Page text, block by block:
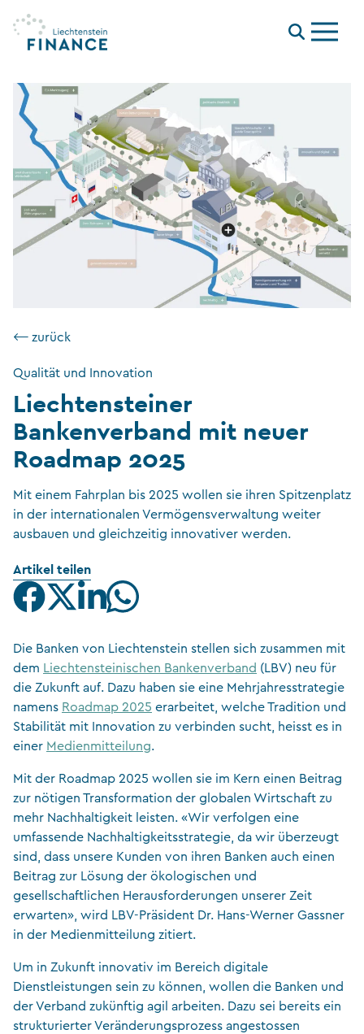
Menu
⟵ zurück
Qualität und Innovation
Liechtensteiner
Bankenverband mit neuer
Roadmap 2025
Mit einem Fahrplan bis 2025 wollen sie ihren Spitzenplatz
in der internationalen Vermögensverwaltung weiter
ausbauen und gleichzeitig innovativer werden.
Artikel teilen
Die Banken von Liechtenstein stellen sich zusammen mit
dem Liechtensteinischen Bankenverband (LBV) neu für
die Zukunft auf. Dazu haben sie eine Mehrjahresstrategie
namens Roadmap 2025 erarbeitet, welche Tradition und
Stabilität mit Innovation zu verbinden sucht, heisst es in
einer Medienmitteilung.
Mit der Roadmap 2025 wollen sie im Kern einen Beitrag
zur nötigen Transformation der globalen Wirtschaft zu
mehr Nachhaltigkeit leisten. «Wir verfolgen eine
umfassende Nachhaltigkeitsstrategie, da wir überzeugt
sind, dass unsere Kunden von ihren Banken auch einen
Beitrag zur Lösung der ökologischen und
gesellschaftlichen Herausforderungen unserer Zeit
erwarten», wird LBV-Präsident Dr. Hans-Werner Gassner
in der Medienmitteilung zitiert.
Um in Zukunft innovativ im Bereich digitale
Dienstleistungen sein zu können, wollen die Banken und
der Verband zukünftig agil arbeiten. Dazu sei bereits ein
strukturierter Veränderungsprozess angestossen